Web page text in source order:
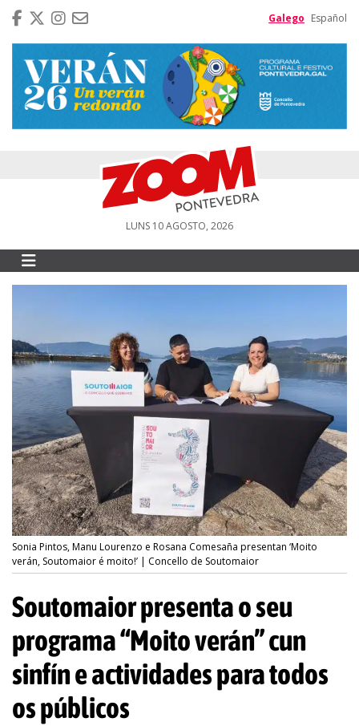
Galego Español
LUNS 10 AGOSTO, 2026
Sonia Pintos, Manu Lourenzo e Rosana Comesaña presentan ‘Moito
verán, Soutomaior é moito!’ | Concello de Soutomaior
Soutomaior presenta o seu
programa “Moito verán” cun
sinfín e actividades para todos
os públicos